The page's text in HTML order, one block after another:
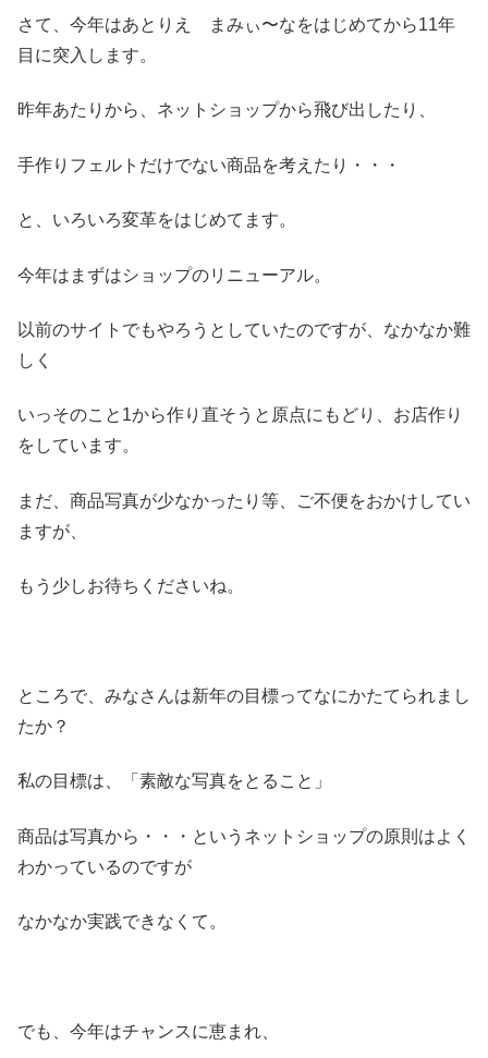
さて、今年はあとりえ まみぃ〜なをはじめてから11年
目に突入します。
昨年あたりから、ネットショップから飛び出したり、
手作りフェルトだけでない商品を考えたり・・・
と、いろいろ変革をはじめてます。
今年はまずはショップのリニューアル。
以前のサイトでもやろうとしていたのですが、なかなか難
しく
いっそのこと1から作り直そうと原点にもどり、お店作り
をしています。
まだ、商品写真が少なかったり等、ご不便をおかけしてい
ますが、
もう少しお待ちくださいね。
ところで、みなさんは新年の目標ってなにかたてられまし
たか？
私の目標は、「素敵な写真をとること」
商品は写真から・・・というネットショップの原則はよく
わかっているのですが
なかなか実践できなくて。
でも、今年はチャンスに恵まれ、